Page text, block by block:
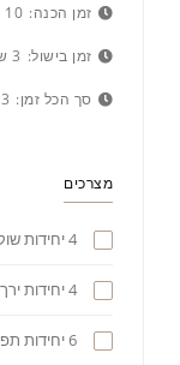
זמן הכנה: 10 דקות
זמן בישול: 3 שעות
סך הכל זמן: 3 שעות 10 דקות
מצרכים
4 יחידות שוק עוף
4 יחידות ירך עוף
6 יחידות תפוח אדמה גדול